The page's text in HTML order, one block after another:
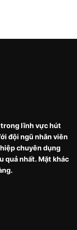
lĩnh vực hút
đội ngũ nhân viên
chuyên dụng
quả nhất. Mặt khác